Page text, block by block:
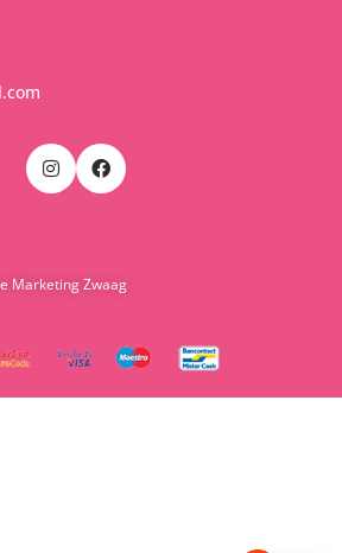
Marketing Zwaag